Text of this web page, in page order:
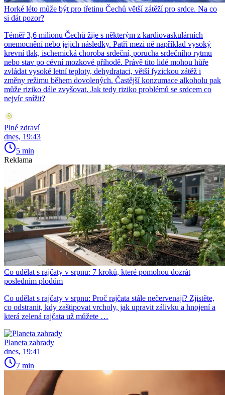
Horké léto může být pro třetinu Čechů větší zátěží pro srdce. Na co
si dát pozor?
Téměř 3,6 milionu Čechů žije s některým z kardiovaskulárních
onemocnění nebo jejich následky. Patří mezi ně například vysoký
krevní tlak, ischemická choroba srdeční, porucha srdečního rytmu
nebo stav po cévní mozkové příhodě. Právě tito lidé mohou hůře
zvládat vysoké letní teploty, dehydrataci, větší fyzickou zátěž i
změny režimu během dovolených. Častější konzumace alkoholu pak
může riziko dále zvyšovat. Jak tedy riziko problémů se srdcem co
nejvíc snížit?
Plné zdraví
dnes, 19:43
5 min
Reklama
Co udělat s rajčaty v srpnu: 7 kroků, které pomohou dozrát
posledním plodům
Co udělat s rajčaty v srpnu: Proč rajčata stále nečervenají? Zjistěte,
co odstranit, kdy zaštipovat vrcholy, jak upravit zálivku a hnojení a
která zelená rajčata už můžete …
Planeta zahrady
dnes, 19:41
7 min